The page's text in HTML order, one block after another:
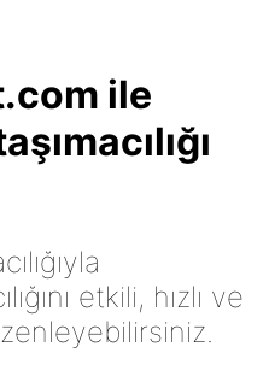
ile
etkili, hızlı ve